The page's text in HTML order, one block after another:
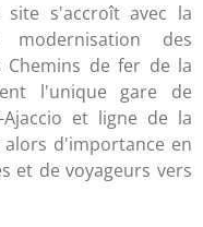
site s'accroît avec la
des
de fer de la
l'unique gare de
et ligne de la
d'importance en
et de voyageurs vers